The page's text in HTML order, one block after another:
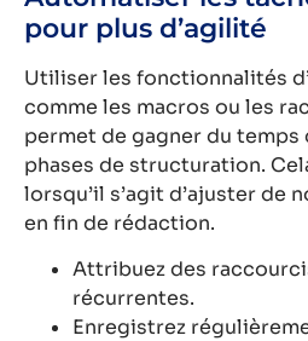
pour plus d’agilité
Utiliser les fonctionnalités
comme les macros ou les
permet de gagner du temps
phases de structuration.
lorsqu’il s’agit d’ajuster de
en fin de rédaction.
Attribuez des
récurrentes.
Enregistrez